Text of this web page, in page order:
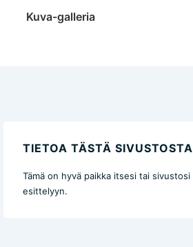
Kuva-galleria
TIETOA TÄSTÄ SIVUSTOSTA
Tämä on hyvä paikka itsesi tai sivustosi
esittelyyn.